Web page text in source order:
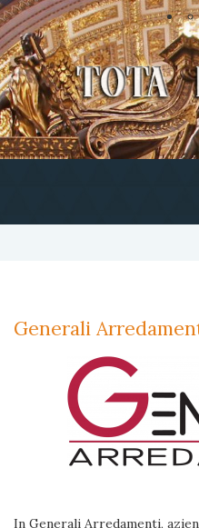
Generali
In Generali Arredamenti,